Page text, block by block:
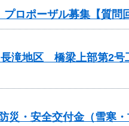
ロポーザル募集【質問
滝地区 橋梁上部第2号
・安全交付金（雪寒